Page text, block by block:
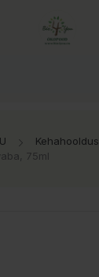
Kehahooldus
75ml